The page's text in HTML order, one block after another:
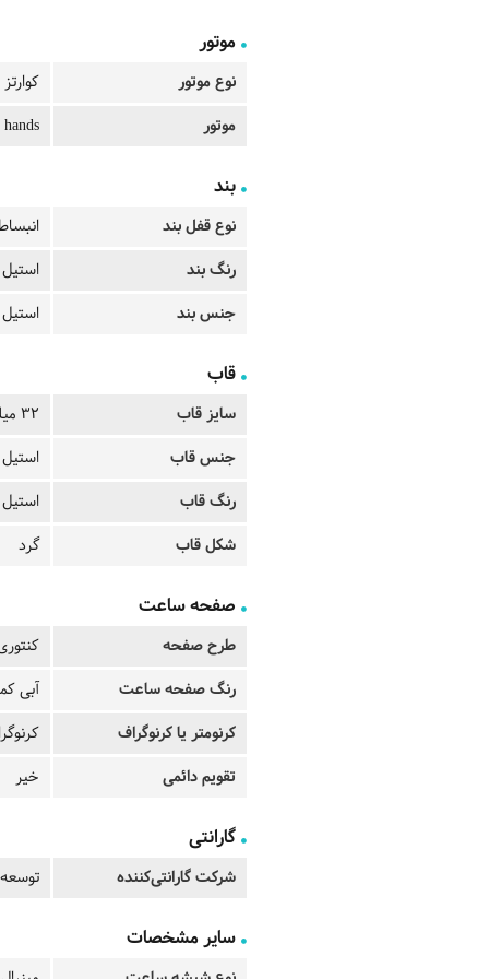
موتور
نوع موتور
کوارتز
موتور
بند
نوع قفل بند
رنگ بند
استیل
جنس بند
استیل
قاب
سایز قاب
32 میلیمتر
جنس قاب
استیل
رنگ قاب
استیل
شکل قاب
گرد
صفحه ساعت
طرح صفحه
رنگ صفحه ساعت
آبی
کرنومتر یا کرنوگراف
تقویم دائمی
خیر
گارانتی
شرکت گارانتی‌کننده
سایر مشخصات